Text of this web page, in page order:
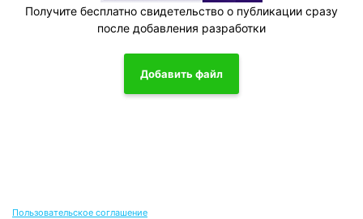
Получите бесплатно свидетельство о публикации сразу
после добавления разработки
Добавить файл
Пользовательское соглашение